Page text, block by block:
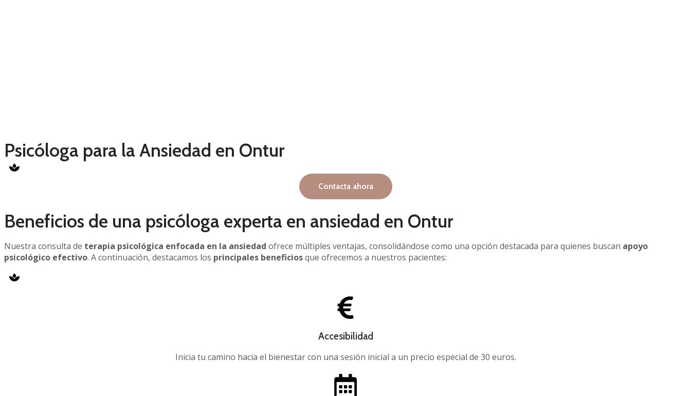
Psicóloga para la Ansiedad en Ontur
Contacta ahora
Beneficios de una psicóloga experta en ansiedad en Ontur
Nuestra consulta de terapia psicológica enfocada en la ansiedad ofrece múltiples ventajas, consolidándose como una opción destacada para quienes buscan apoyo
psicológico efectivo. A continuación, destacamos los principales beneficiosque ofrecemos a nuestros pacientes:
Accesibilidad
Inicia tu camino hacia el bienestar con una sesión inicial a un precio especial de 30 euros.